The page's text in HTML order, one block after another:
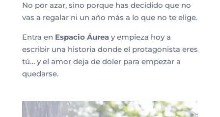
No por azar, sino porque has decidido que no
vas a regalar ni un año más a lo que no te elige.
Entra en Espacio Áureay empieza hoy a
escribir una historia donde el protagonista eres
tú… y el amor deja de doler para empezar a
quedarse.